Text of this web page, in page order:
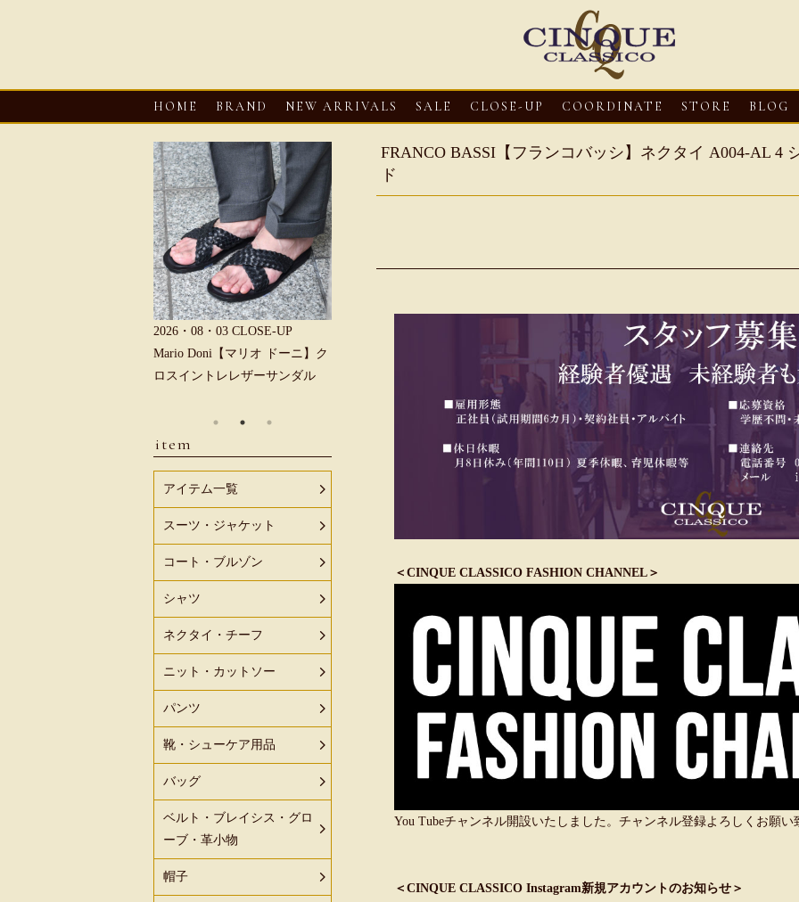
HOME BRAND NEW ARRIVALS SALE CLOSE-UP COORDINATE STORE BLOG
FRANCO BASSI【フランコバッシ】ネクタイ A004-AL 4
ド
＜CINQUE CLASSICO FASHION CHANNEL＞
You Tubeチャンネル開設いたしました。チャンネル登録よろしくお願い
＜CINQUE CLASSICO Instagram新規アカウントのお知らせ＞
2026・08・03 CLOSE-UP
Mario Doni【マリオ ドーニ】ク
ロスイントレレザーサンダル
Mario Doni【マリオ ドーニ】オ
ープントゥミュール レザーサン
2026・08・03
CLOSE-UP
HEREU【へリュー】フィッシ
ャーマンサンダル
2026・08・03
Mario Doni【マリオ
ロスイントレレザ
item
アイテム一覧
スーツ・ジャケット
コート・ブルゾン
シャツ
ネクタイ・チーフ
ニット・カットソー
パンツ
靴・シューケア用品
バッグ
ベルト・ブレイシス・グロ
ーブ・革小物
帽子